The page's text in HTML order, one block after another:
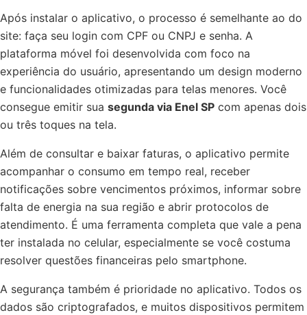
Após instalar o aplicativo, o processo é semelhante ao do
site: faça seu login com CPF ou CNPJ e senha. A
plataforma móvel foi desenvolvida com foco na
experiência do usuário, apresentando um design moderno
e funcionalidades otimizadas para telas menores. Você
consegue emitir sua segunda via Enel SP com apenas dois
ou três toques na tela.
Além de consultar e baixar faturas, o aplicativo permite
acompanhar o consumo em tempo real, receber
notificações sobre vencimentos próximos, informar sobre
falta de energia na sua região e abrir protocolos de
atendimento. É uma ferramenta completa que vale a pena
ter instalada no celular, especialmente se você costuma
resolver questões financeiras pelo smartphone.
A segurança também é prioridade no aplicativo. Todos os
dados são criptografados, e muitos dispositivos permitem